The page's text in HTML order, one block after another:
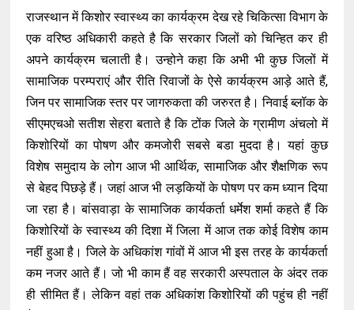
राजस्थान में किशोर स्वास्थ्य का कार्यक्रम देख रहे चिकित्सा विभाग के
एक वरिष्ठ अधिकारी कहते है कि सरकार जिलों को चिन्हित कर ही
अपने कार्यक्रम चलाती है। उन्होने कहा कि अभी भी कुछ जिलों में
सामाजिक परम्पराएं और रीति रिवाजों के ऐसे कार्यक्रम आड़े आते हैं,
जिन पर सामाजिक स्तर पर जागरुकता की जरुरत है। निवाई ब्लॉक के
सीएमएचओ सतीश सेहरा बताते है कि टोंक जिले के ग्रामीण अंचलो में
किशोरियों का पोषण और कमजोरी सबसे बडा मुददा है। यहां कुछ
विशेष समुदाय के लोग आज भी आर्थिक, सामाजिक और शैक्षणिक रूप
से बेहद पिछड़े हैं। जहां आज भी लड़कियों के पोषण पर कम ध्यान दिया
जा रहा है। बांसवाड़ा के सामाजिक कार्यकर्ता धर्मेश शर्मा कहते हैं कि
किशोरियों के स्वास्थ्य की दिशा में जिला में आज तक कोई विशेष काम
नहीं हुआ है। जिले के अधिकांश गांवों में आज भी इस तरह के कार्यकर्ता
कम नजर आते हैं। जो भी काम हैं वह सरकारी अस्पताल के अंदर तक
ही सीमित हैं। लेकिन वहां तक अधिकांश किशोरियों की पहुंच ही नहीं